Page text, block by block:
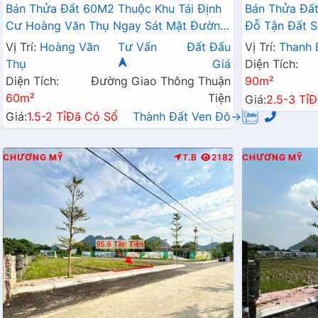
Bán Thửa Đất 60M2 Thuộc Khu Tái Định
Cư Hoàng Văn Thụ Ngay Sát Mặt Đường
Kinh Doanh QL21A
Vị Trí: Hoàng Văn
Thụ
Tư Vấn
Đất Đấu
Giá
Diện Tích:
60m²
Đường Giao Thông Thuận
Tiện
Giá:1.5-2 TỉĐã Có Sổ Thành Đất Ven Đô→
Bán Thửa
Đỗ Tận Đất
Liên Xã
Vị Trí: Thanh
Diện Tích:
90m²
Giá:2.5-3 Tỉ
CHƯƠNG MỸ T.B 2182 CHƯƠNG MỸ